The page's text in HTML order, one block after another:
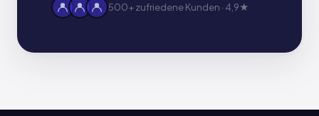
500+ zufriedene Kunden · 4,9★